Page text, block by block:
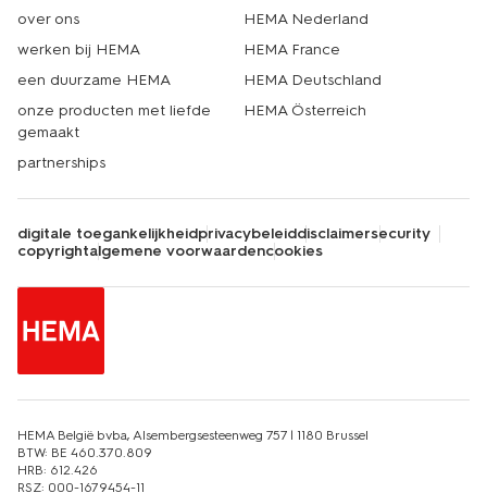
over ons
werken bij HEMA
een duurzame HEMA
onze producten met liefde
gemaakt
partnerships
HEMA Nederland
HEMA France
HEMA Deutschland
HEMA Österreich
digitale toegankelijkheidprivacybeleiddisclaimersecurity
copyrightalgemene voorwaardencookies
HEMA België bvba, Alsembergsesteenweg 757 | 1180 Brussel
BTW: BE 460.370.809
HRB: 612.426
RSZ: 000-1679454-11